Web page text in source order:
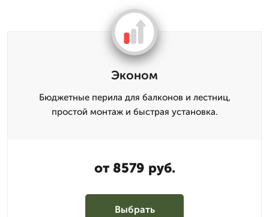
Эконом
Бюджетные перила для балконов и лестниц,
простой монтаж и быстрая установка.
от 8579 руб.
Выбрать